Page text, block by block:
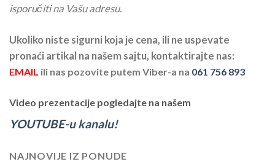
isporučiti na Vašu adresu.
Ukoliko niste sigurni koja je cena, ili ne uspevate
pronaći artikal na našem sajtu, kontaktirajte nas:
EMAIL ili nas pozovite putem Viber-a na 061 756 893
Video prezentacije pogledajte na našem
YOUTUBE-u kanalu!
NAJNOVIJE IZ PONUDE